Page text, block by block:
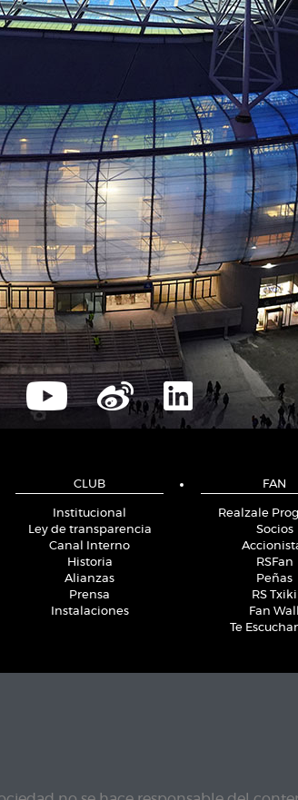
CLUB
Institucional
Ley de transparencia
Canal Interno
Historia
Alianzas
Prensa
Instalaciones
FAN
Realzale
Socios
RSFan
Peñas
RS Txiki
Fan Wall
Te